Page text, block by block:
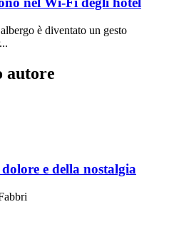
è diventato un gesto
autore
e della nostalgia